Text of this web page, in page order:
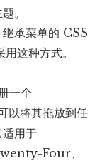
。
承菜单的 CSS
这种方式。
一个
以将其拖放到任
用于
F​​our、